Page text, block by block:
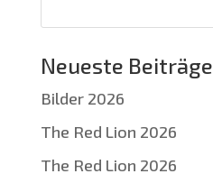
Neueste Beiträge
Bilder 2026
The Red Lion 2026
The Red Lion 2026